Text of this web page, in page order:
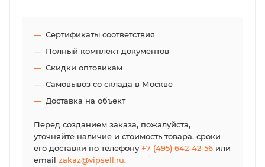
Сертификаты соответствия
Полный комплект документов
Скидки оптовикам
Самовывоз со склада в Москве
Доставка на объект
Перед созданием заказа, пожалуйста,
уточняйте наличие и стоимость товара, сроки
его доставки по телефону+7 (495) 642-42-56 или
email zakaz@vipsell.ru.